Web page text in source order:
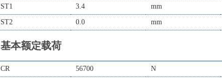
ST1 3.4 mm
ST2 0.0 mm
基本额定载荷
CR 56700 N